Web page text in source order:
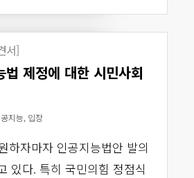
서]
제정에 대한 시민사회
지능, 입장
하자마자 인공지능법안 발의
있다. 특히 국민의힘 정점식